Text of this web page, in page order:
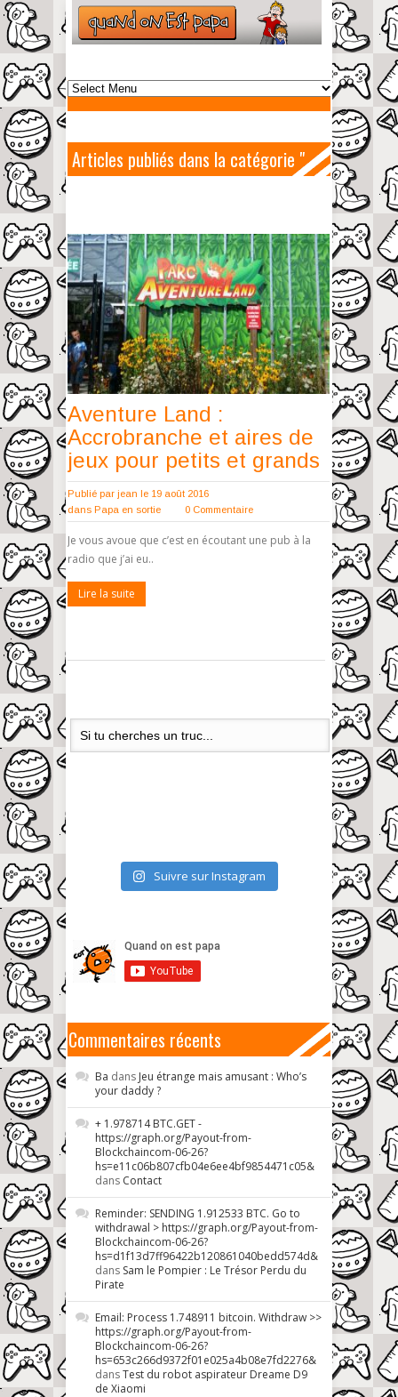
Articles publiés dans la catégorie "
Aventure Land "
Aventure Land :
Accrobranche et aires de
jeux pour petits et grands
Publié par jean le 19 août 2016
dans Papa en sortie 0 Commentaire
Je vous avoue que c’est en écoutant une pub à la
radio que j’ai eu..
Lire la suite
Suivre sur Instagram
Commentaires récents
Ba dans Jeu étrange mais amusant : Who’s
your daddy ?
+ 1.978714 BTC.GET -
https://graph.org/Payout-from-
Blockchaincom-06-26?
hs=e11c06b807cfb04e6ee4bf9854471c05&
dans Contact
Reminder: SENDING 1.912533 BTC. Go to
withdrawal > https://graph.org/Payout-from-
Blockchaincom-06-26?
hs=d1f13d7ff96422b120861040bedd574d&
dans Sam le Pompier : Le Trésor Perdu du
Pirate
Email: Process 1.748911 bitcoin. Withdraw >>
https://graph.org/Payout-from-
Blockchaincom-06-26?
hs=653c266d9372f01e025a4b08e7fd2276&
dansTest du robot aspirateur Dreame D9
de Xiaomi